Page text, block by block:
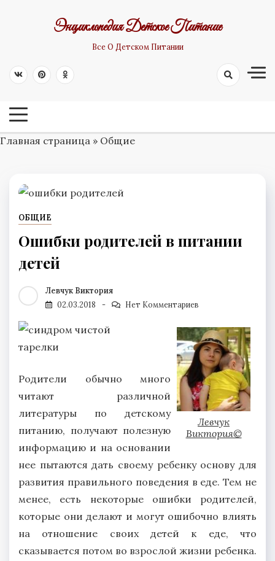
Энциклопедия Детское Питание
Все О Детском Питании
Главная страница » Общие
ОБЩИЕ
Ошибки родителей в питании
детей
Левчук Виктория
02.03.2018
Нет Комментариев
Левчук
Виктория©
Родители обычно много
читают различной
литературы по детскому
питанию, получают полезную
информацию и на основании
нее пытаются дать своему ребенку основу для
развития правильного поведения в еде. Тем не
менее, есть некоторые ошибки родителей,
которые они делают и могут ошибочно влиять
на отношение своих детей к еде, что
сказывается потом во взрослой жизни ребенка.